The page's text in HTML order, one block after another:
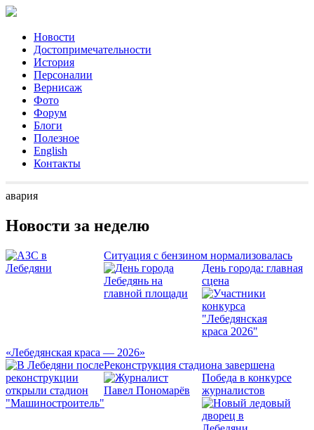
Новости
Достопримечательности
История
Персоналии
Вернисаж
Фото
Форум
Блоги
Полезное
English
Контакты
авария
Новости за неделю
Ситуация с бензином нормализовалась
День города: главная
сцена
«Лебедянская краса — 2026»
Реконструкция стадиона завершена
Победа в конкурсе
журналистов